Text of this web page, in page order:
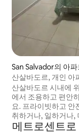
San Salvador의 아파
산살바도르, 개인 아
산살바도르 시내에
에서 조용하고 편안
요. 프라이빗하고 안
취하거나, 일하거나,
신 분들에게 이상적
메트로센트